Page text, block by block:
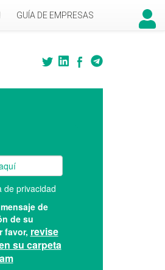
GUÍA DE EMPRESAS